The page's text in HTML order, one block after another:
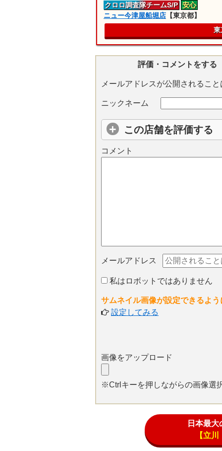
クロロ調査隊チームS/P 安心
ニュー今津屋船堀店 【東京都】
東
評価・コメントをする
メールアドレスが公開されるこ
ニックネーム
この店舗を評価する
コメント
メールアドレス
私はロボットではありません
サムネイル画像が設定できるよ
設定してみる
画像をアップロード
※Ctrlキーを押しながらの画像選
日本最
【立